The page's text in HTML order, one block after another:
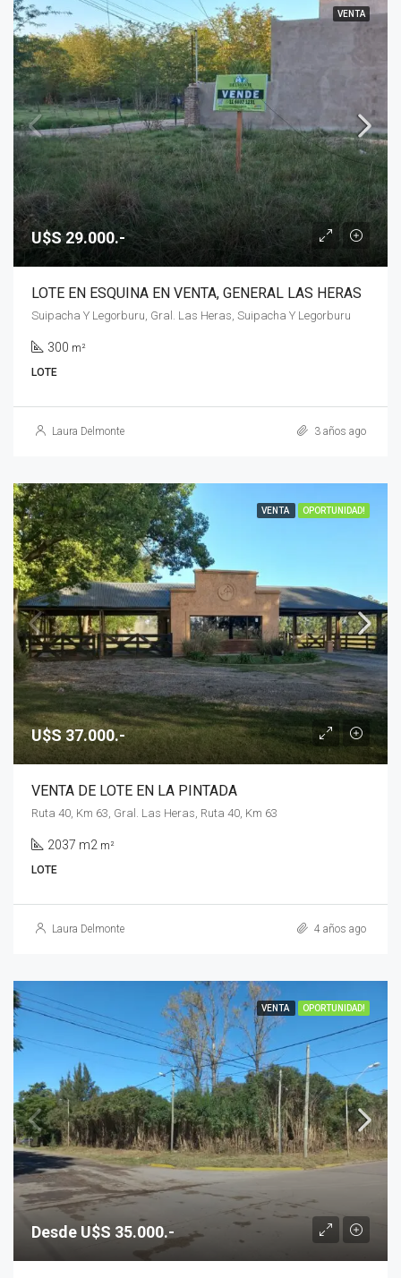
VENTA
U$S 29.000.-
LOTE EN ESQUINA EN VENTA, GENERAL LAS HERAS
Suipacha Y Legorburu, Gral. Las Heras, Suipacha Y Legorburu
300 m²
LOTE
Laura Delmonte 3 años ago
VENTA OPORTUNIDAD!
U$S 37.000.-
VENTA DE LOTE EN LA PINTADA
Ruta 40, Km 63, Gral. Las Heras, Ruta 40, Km 63
2037 m2 m²
LOTE
Laura Delmonte 4 años ago
VENTA OPORTUNIDAD!
Desde U$S 35.000.-